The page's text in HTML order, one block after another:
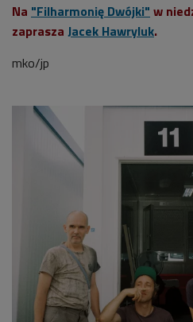
Na "Filharmonię Dwójki" w
zaprasza Jacek Hawryluk.
mko/jp